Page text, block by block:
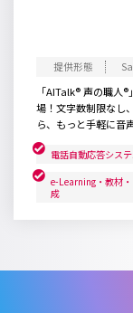
「AITalk® 声の職人
場！文字数制限なし
ら、もっと手軽に音
電話自動応答シス
e-Learning・教材
成